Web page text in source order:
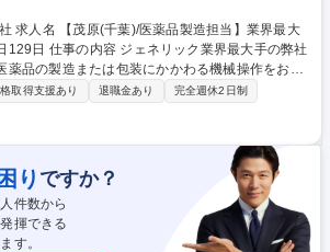
最大
界最大手の弊社
薬品の製造または包装にかかわる機械操作をお願
ム内での作業となり、衛生的な環境でお仕事して
は専門的な知識は不要です。医薬品製造を通じて
欲のある方はぜひご応募ください！ 【採用背景】
種 【茂原(千葉)/医薬品製造
基盤／年間休日129日
取得支援あり 退職金あり
完全週休2日制
り ですか？
件数から
揮できる
す。